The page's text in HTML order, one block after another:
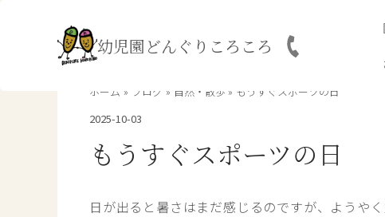
幼児園どんぐりころころ
ホーム ブログ 自然・散歩
もうすぐスポーツの日
2025-10-03
もうすぐスポーツの日
日が出ると暑さはまだ感じるのですが、ようや